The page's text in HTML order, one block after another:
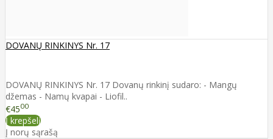
DOVANŲ RINKINYS Nr. 17
DOVANŲ RINKINYS Nr. 17 Dovanų rinkinį sudaro: - Mangų
džemas - Namų kvapai - Liofil..
€4500
Į krepšelį
Į norų sąrašą